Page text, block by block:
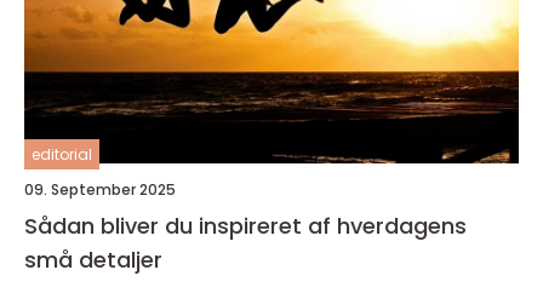
editorial
09. September 2025
Sådan bliver du inspireret af hverdagens
små detaljer